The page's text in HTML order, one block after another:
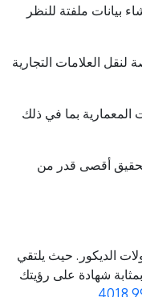
بيانات ملفتة للنظر
العلامات التجارية
المعمارية بما في ذلك
لتحقيق أقصى قدر من
الديكور. حيث يلتقي
شهادة على رؤيتك